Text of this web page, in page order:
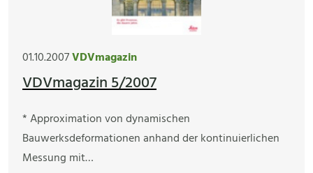
01.10.2007VDVmagazin
VDVmagazin 5/2007
* Approximation von dynamischen
Bauwerksdeformationen anhand der kontinuierlichen
Messung mit…